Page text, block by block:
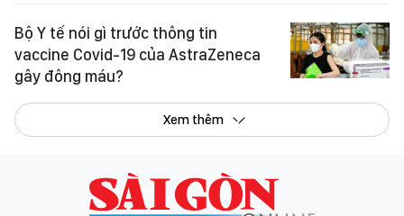
Bộ Y tế nói gì trước thông tin
vaccine Covid-19 của AstraZeneca
gây đông máu?
Xem thêm